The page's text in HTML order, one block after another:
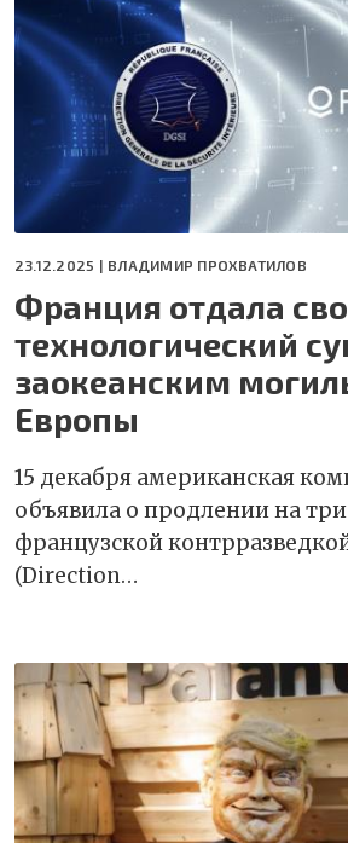
23.12.2025 | ВЛАДИМИР ПРОХВАТИЛОВ
Франция отдала
технологический
заокеанским
Европы
15 декабря американская
объявила о продлении на
французской
(Direction…